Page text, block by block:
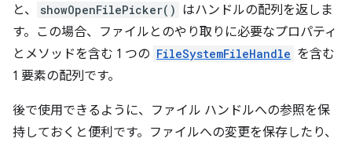
と、
showOpenFilePicker() はハンドルの配列を返しま
す。この場合、ファイルとのやり取りに必要なプロパティ
とメソッドを含む 1 つの FileSystemFileHandle を含む
1 要素の配列です。
後で使用できるように、ファイル ハンドルへの参照を保
持しておくと便利です。ファイルへの変更を保存したり、